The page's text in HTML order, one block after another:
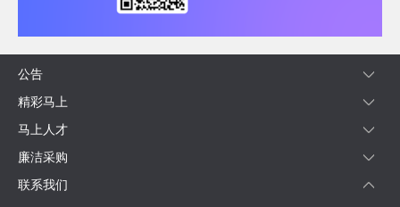
公告
精彩马上
马上人才
廉洁采购
联系我们